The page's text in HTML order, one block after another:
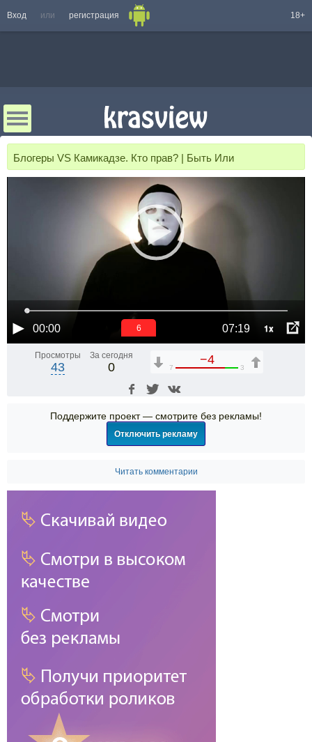
Вход или регистрация 18+
Блогеры VS Камикадзе. Кто прав? | Быть Или
00:00 07:19 1x
6
Просмотры
43
За сегодня
0
−4
7 3
Поддержите проект — смотрите без рекламы!
Отключить рекламу
Читать комментарии